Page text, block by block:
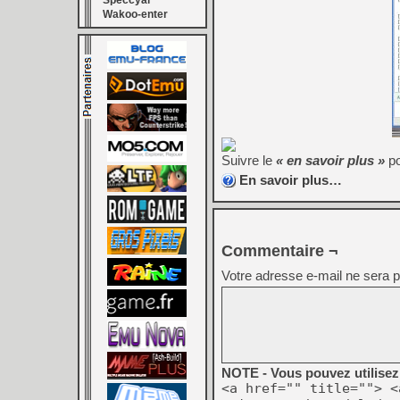
Wakoo-enter
Suivre le « en savoir plus »
En savoir plus…
Commentaire ¬
Votre adresse e-mail ne sera
NOTE - Vous pouvez
<a href="" title="">